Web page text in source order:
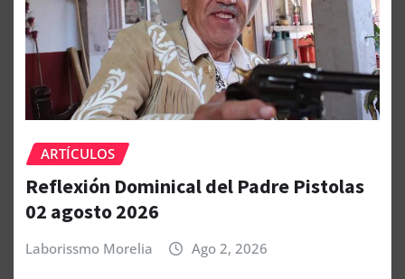
ARTÍCULOS
Reflexión Dominical del Padre Pistolas
02 agosto 2026
Laborissmo Morelia Ago 2, 2026